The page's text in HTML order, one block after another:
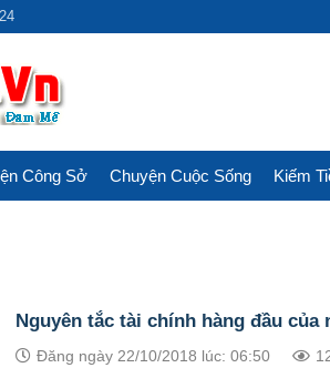
Công Sở Chuyện Cuộc Sống Kiếm
Nguyên tắc tài chính hàng đầu của
Đăng ngày 22/10/2018 lúc: 06:50